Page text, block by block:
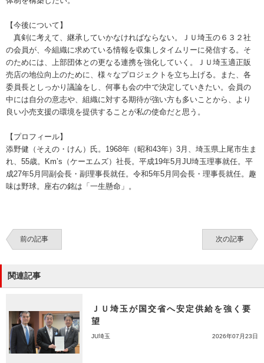
【今後について】
真剣に考えて、継承していかなければならない。ＪＵ埼玉の６３２社
の会員が、今組織に求めている情報を収集しタイムリーに発信する。そ
のためには、上部団体との更なる連携を強化していく。ＪＵ埼玉適正販
売店の地位向上のために、様々なプロジェクトを立ち上げる。また、各
委員長としっかり議論をし、何事も会の中で決定していきたい。会員の
中には自分の意志や、組織に対する期待が強い方も多いことから、より
良い小売支援の環境を提供することが私の使命だと思う。
【プロフィール】
添野健（そえの・けん）氏。1968年（昭和43年）3月、埼玉県上尾市生ま
れ、55歳。Km’s（ケーエムズ）社長。平成19年5月JU埼玉理事就任。平
成27年5月同副会長・副理事長就任。令和5年5月同会長・理事長就任。趣
味は野球。座右の銘は「一生懸命」。
前の記事 次の記事
関連記事
ＪＵ埼玉が国交省へ安定供給を強く要
望
JU埼玉 2026年07月23日